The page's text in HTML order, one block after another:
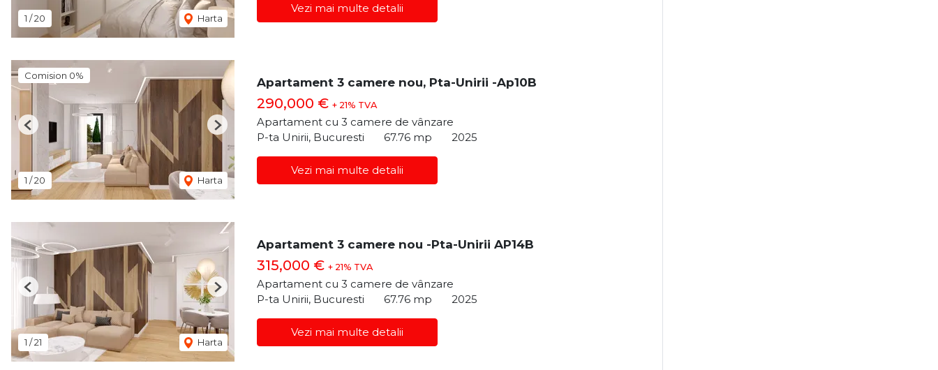
1 /20 Harta
Vezi mai multe detalii
Comision 0%
1 /20 Harta
Previous Next
Apartament 3 camere nou, Pta-Unirii -Ap10B
290,000 € + 21% TVA
Apartament cu 3 camere de vânzare
P-ta Unirii, Bucuresti
67.76 mp 2025
Vezi mai multe detalii
1 /21 Harta
Previous Next
Apartament 3 camere nou -Pta-Unirii AP14B
315,000 € + 21% TVA
Apartament cu 3 camere de vânzare
P-ta Unirii, Bucuresti
67.76 mp 2025
Vezi mai multe detalii